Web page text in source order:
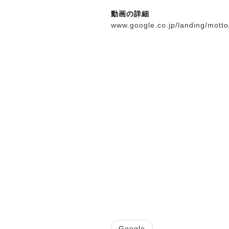
動画の詳細
www.google.co.jp/landing/